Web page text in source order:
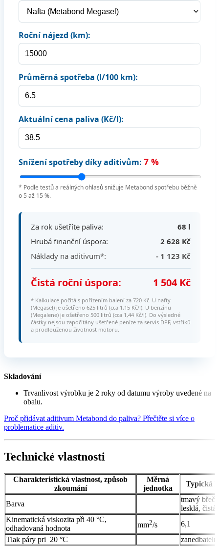
Roční nájezd (km):
Průměrná spotřeba (l/100 km):
Aktuální cena paliva (Kč/l):
Snížení spotřeby díky aditivům: 7 %
* Podle testů a reálných ohlasů snižuje Metabond spotřebu běžně
o 5 až 15 %.
Za rok ušetříte paliva:
68 l
Hrubá finanční úspora:
2 628 Kč
Náklady na aditivum*:
- 1 123 Kč
Čistá roční úspora: 1 504 Kč
* Kalkulace počítá s pořízením balení za 720 Kč. U nafty
(Megasel) je ošetřeno 625 litrů (cca 1,15 Kč/l). U benzínu
(Megalene) je ošetřeno 500 litrů (cca 1,44 Kč/l). Do výsledné
částky nejsou započítány ušetřené peníze za servis DPF, vstřiků
a prodlouženou životnost motoru.
Skladování
Trvanlivost výrobku je 2 roky od datumu výroby uvedené na
obalu.
Proč přidávat aditivum Metabond do paliva? Přečtěte si více o
problematice aditiv.
Technické vlastnosti
Charakteristická vlastnost, způsob
zkoumání
Měrná
jednotka
Typická
Barva
tmavý
lesklá, čistá
Kinematická viskozita při 40 °C,
odhadovaná hodnota
mm2/s
6,1
Tlak páry pri 20 °C